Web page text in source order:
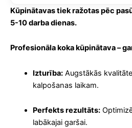
Kūpinātavas tiek ražotas pēc
5-10 darba dienas.
Profesionāla koka kūpinātava –
Izturība:Augstākās
kalpošanas laikam.
Perfekts rezultāts:
labākajai garšai.